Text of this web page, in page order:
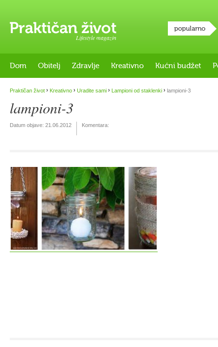
Lifestyle magazin
popularno
Dom Obitelj Zdravlje Kreativno Kućni budžet
Praktičan život › Kreativno › Uradite sami › Lampioni od staklenki › lampioni-3
lampioni-3
Datum objave: 21.06.2012 Komentara: